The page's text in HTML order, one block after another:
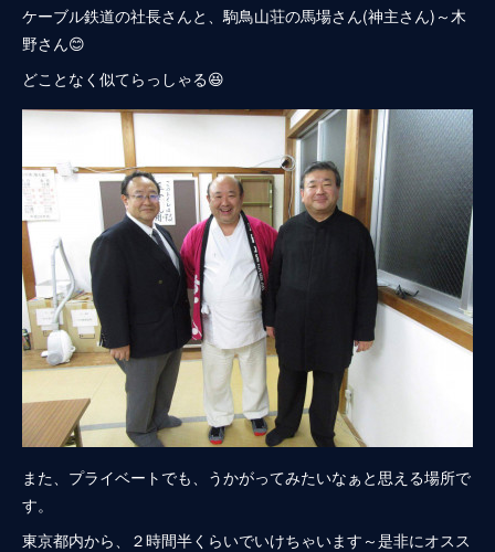
ケーブル鉄道の社長さんと、駒鳥山荘の馬場さん(神主さん)～木
野さん😊
どことなく似てらっしゃる😆
また、プライベートでも、うかがってみたいなぁと思える場所で
す。
東京都内から、２時間半くらいでいけちゃいます～是非にオスス